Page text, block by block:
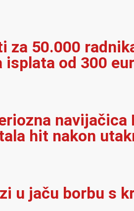
za 50.000
isplata od 300
navijačica
hit nakon
u jaču borbu s